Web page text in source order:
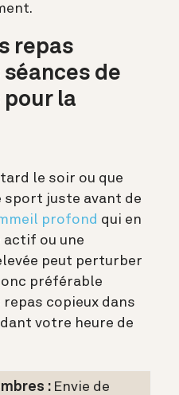
repas
de
la
le soir ou que
sport juste avant de
profond qui en
actif ou une
peut perturber
préférable
copieux dans
votre heure de
: Envie de